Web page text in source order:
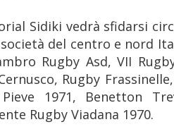
Sidiki vedrà sfidarsi
del centro e nord
Rugby Asd, VII
Rugby
Pieve 1971, Benetton
Rugby Viadana 1970.